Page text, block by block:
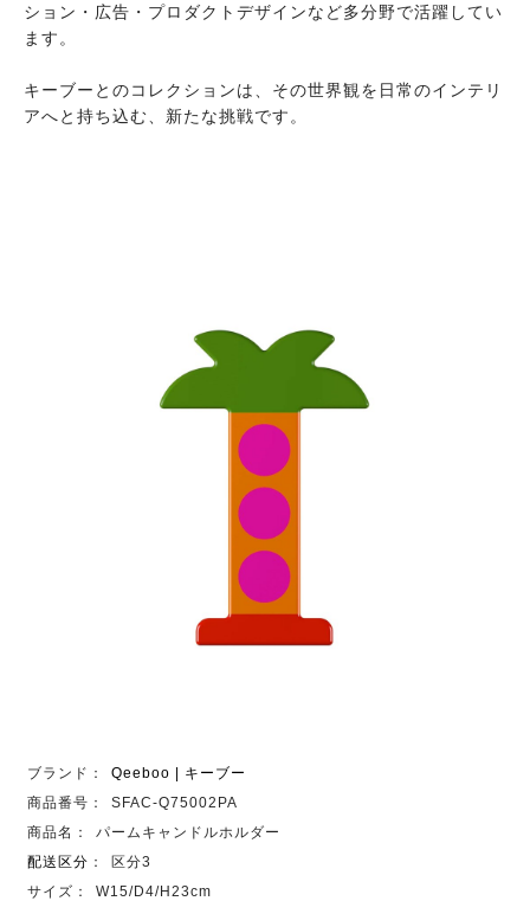
ション・広告・プロダクトデザインなど多分野で活躍してい
ます。
キーブーとのコレクションは、その世界観を日常のインテリ
アへと持ち込む、新たな挑戦です。
ブランド：
Qeeboo | キーブー
商品番号：
SFAC-Q75002PA
商品名：
パームキャンドルホルダー
配送区分 ：
区分3
サイズ：
W15/D4/H23cm